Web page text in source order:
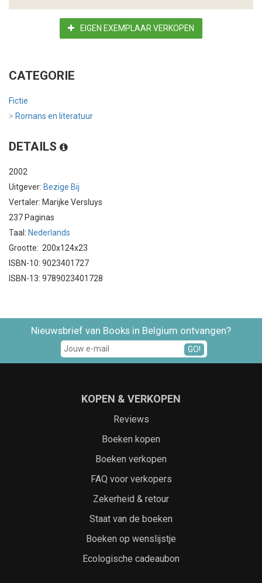
EIGEN EXEMPLAAR VERKOPEN
CATEGORIE
Fictie
> Romans en literatuur
DETAILS
2002
Uitgever: Bezige Bij
Vertaler: Marijke Versluys
237 Paginas
Taal: Nederlands
Grootte: 200x124x23
ISBN-10: 9023401727
ISBN-13: 9789023401728
Nieuwsbrief van Books in Belgium ontvangen?
GO!
KOPEN & VERKOPEN
Reviews
Boeken kopen
Boeken verkopen
FAQ voor verkopers
Zekerheid & retour
Staat van de boeken
Boeken op wenslijstje
Ecologische cadeaubon